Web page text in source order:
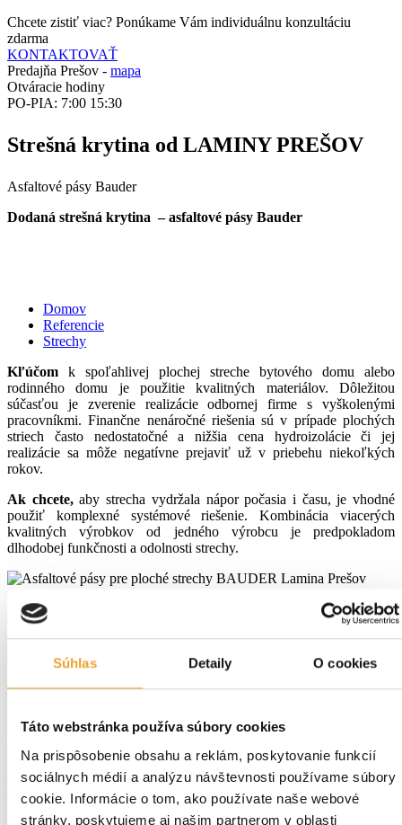
Súhlas Detaily O cookies
Táto webstránka používa súbory cookies
Na prispôsobenie obsahu a reklám, poskytovanie funkcií
sociálnych médií a analýzu návštevnosti používame súbory
cookie. Informácie o tom, ako používate naše webové
stránky, poskytujeme aj našim partnerom v oblasti
Chcete zistiť viac? Ponúkame Vám individuálnu konzultáciu
zdarma
KONTAKTOVAŤ
Predajňa Prešov - mapa
Otváracie hodiny
PO-PIA: 7:00 15:30
Strešná krytina od LAMINY PREŠOV
Asfaltové pásy Bauder
Dodaná strešná krytina – asfaltové pásy Bauder
Domov
Referencie
Strechy
Kľúčom k spoľahlivej plochej streche bytového domu alebo
rodinného domu je použitie kvalitných materiálov. Dôležitou
súčasťou je zverenie realizácie odbornej firme s vyškolenými
pracovníkmi. Finančne nenáročné riešenia sú v prípade plochých
striech často nedostatočné a nižšia cena hydroizolácie či jej
realizácie sa môže negatívne prejaviť už v priebehu niekoľkých
rokov.
Ak chcete,aby strecha vydržala nápor počasia i času, je vhodné
použiť komplexné systémové riešenie. Kombinácia viacerých
kvalitných výrobkov od jedného výrobcu je predpokladom
dlhodobej funkčnosti a odolnosti strechy.
Odporúčame
modifikovaných asfaltových
pásov od firmy BAUDER
, ktorých životnosť je niekoľko desiatok
rokov. V prvom rade treba použiť kvalitnú parozábranu, najlepšie
asfaltový pás, ktorý zároveň plní aj poistnú hydroizolačnú funkciu.
Ako tepelnú izoláciu je možné použiť dosky tzv. PIR dosky, ktoré
sa vyrábajú v rôznych hrúbkach a typoch. V našom prípade bol
penovým lepidlom BAUDER schaumkleber.
Na tepelnú izoláciu sa ukladá za studena samolepiaci spodný
hydroizolačný pás BAUDER SPRINT DUO a potom vrchný
hydroizolačný pás BAUDER EP4 s bridlicovým posypom. Na
hydroizoláciu striech by sa mali používať len asfaltové
modifikované pásy.